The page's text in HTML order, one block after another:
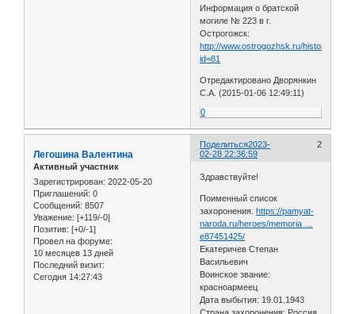
Информация о братской
могиле № 223 в г.
Острогожск:
http://www.ostrogozhsk.ru/history/
id=81
Отредактировано Дворянкин
С.А. (2015-01-06 12:49:11)
0
Поделиться 2
2023-
02-28 22:36:59
Легошина Валентина
Активный участник
Зарегистрирован: 2022-05-20
Приглашений: 0
Сообщений: 8507
Уважение: [+119/-0]
Позитив: [+0/-1]
Провел на форуме:
10 месяцев 13 дней
Последний визит:
Сегодня 14:27:43
Здравствуйте!
Поименный список
захоронения. https://pamyat-
naroda.ru/heroes/memoria …
e87451425/
Екатеричев Степан
Васильевич
Воинское звание:
красноармеец
Дата выбытия: 19.01.1943